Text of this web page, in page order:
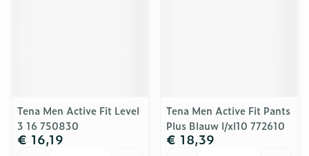
Tena Men Active Fit Level
3 16 750830
€ 16,19
Tena Men Active Fit Pants
Plus Blauw l/xl10 772610
€ 18,39